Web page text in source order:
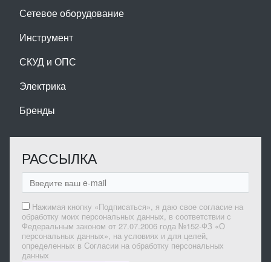
Сетевое оборудование
Инструмент
СКУД и ОПС
Электрика
Бренды
РАССЫЛКА
Нажимая кнопку «Подписаться», я даю свое согласие на
обработку моих персональных данных, в соответствии с
Федеральным законом от 27.07.2006 года №152-ФЗ «О
персональных данных», на условиях и для целей,
определенных в Согласии на обработку персональных
данных